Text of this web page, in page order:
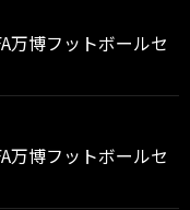
万博フットボールセ
万博フットボールセ